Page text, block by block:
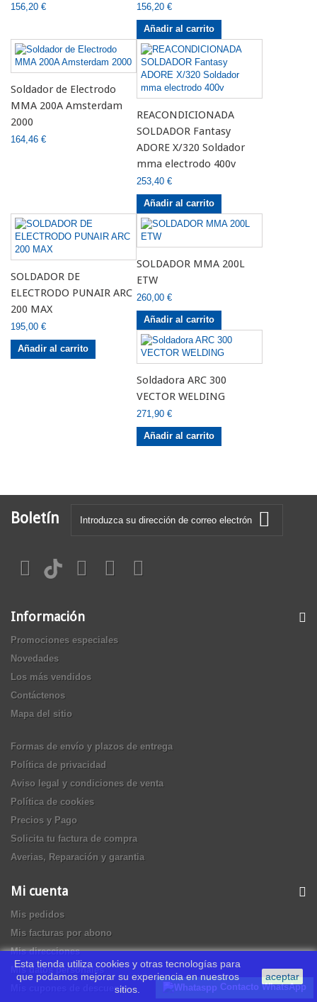
156,20 € 156,20 €
Añadir al carrito
Soldador de Electrodo
MMA 200A Amsterdam
2000
164,46 €
REACONDICIONADA
SOLDADOR Fantasy
ADORE X/320 Soldador
mma electrodo 400v
253,40 €
Añadir al carrito
SOLDADOR DE
ELECTRODO PUNAIR ARC
200 MAX
195,00 €
Añadir al carrito
SOLDADOR MMA 200L
ETW
260,00 €
Añadir al carrito
Soldadora ARC 300
VECTOR WELDING
271,90 €
Añadir al carrito
Boletín
Información
Promociones especiales
Novedades
Los más vendidos
Contáctenos
Mapa del sitio
Formas de envío y plazos de entrega
Política de privacidad
Aviso legal y condiciones de venta
Política de cookies
Precios y Pago
Solicita tu factura de compra
Averias, Reparación y garantia
Mi cuenta
Mis pedidos
Mis facturas por abono
Mis direcciones
Mis datos personales
Mis cupones de descuento
Esta tienda utiliza cookies y otras tecnologías para
que podamos mejorar su experiencia en nuestros
sitios.
aceptar
Contacto WhatsApp